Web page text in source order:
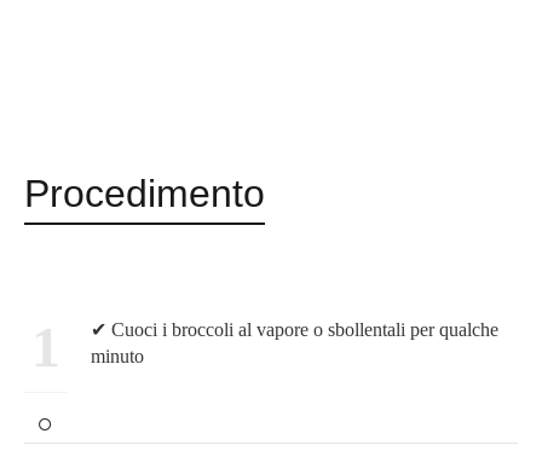
Procedimento
1
✔ Cuoci i broccoli al vapore o sbollentali per qualche
minuto